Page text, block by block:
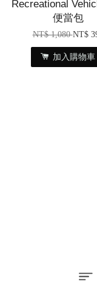
Recreational
便當包
NT$ 1,080NT$
加入購物車